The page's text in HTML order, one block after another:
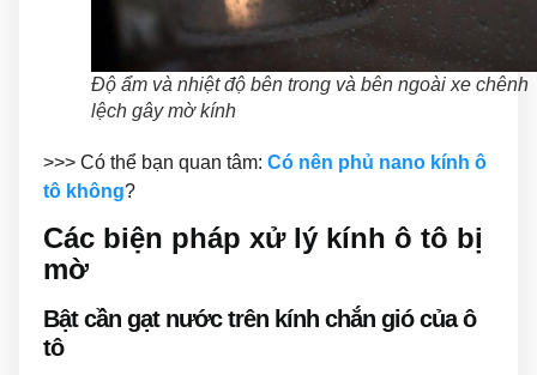
Độ ẩm và nhiệt độ bên trong và bên ngoài xe chênh
lệch gây mờ kính
>>> Có thể bạn quan tâm: Có nên phủ nano kính ô
tô không?
Các biện pháp xử lý kính ô tô bị
mờ
Bật cần gạt nước trên kính chắn gió của ô
tô